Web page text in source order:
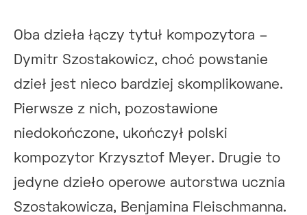
Oba dzieła łączy tytuł kompozytora –
Dymitr Szostakowicz, choć powstanie
dzieł jest nieco bardziej skomplikowane.
Pierwsze z nich, pozostawione
niedokończone, ukończył polski
kompozytor Krzysztof Meyer. Drugie to
jedyne dzieło operowe autorstwa ucznia
Szostakowicza, Benjamina Fleischmanna.